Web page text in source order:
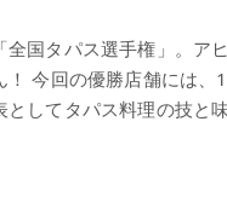
国タパス選手権」。ア
今回の優勝店舗には
してタパス料理の技と